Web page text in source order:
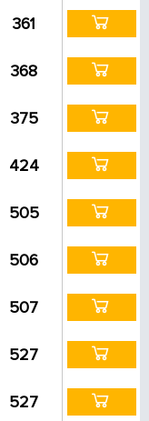
361
368
375
424
505
506
507
527
527